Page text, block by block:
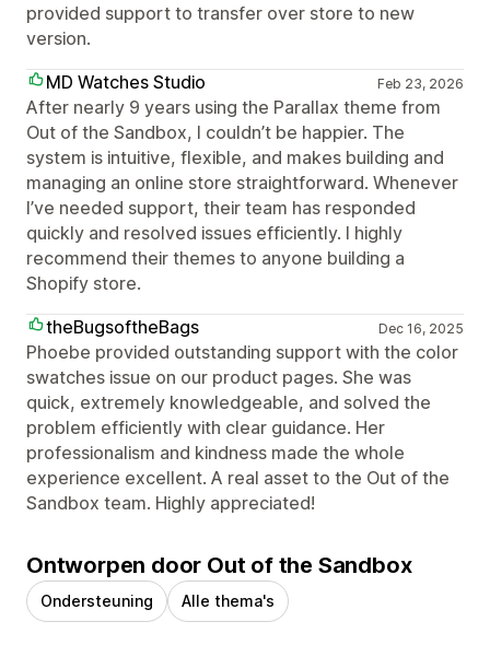
provided support to transfer over store to new
version.
MD Watches Studio
Feb 23, 2026
After nearly 9 years using the Parallax theme from
Out of the Sandbox, I couldn’t be happier. The
system is intuitive, flexible, and makes building and
managing an online store straightforward. Whenever
I’ve needed support, their team has responded
quickly and resolved issues efficiently. I highly
recommend their themes to anyone building a
Shopify store.
theBugsoftheBags
Dec 16, 2025
Phoebe provided outstanding support with the color
swatches issue on our product pages. She was
quick, extremely knowledgeable, and solved the
problem efficiently with clear guidance. Her
professionalism and kindness made the whole
experience excellent. A real asset to the Out of the
Sandbox team. Highly appreciated!
Ontworpen door Out of the Sandbox
Ondersteuning Alle thema's